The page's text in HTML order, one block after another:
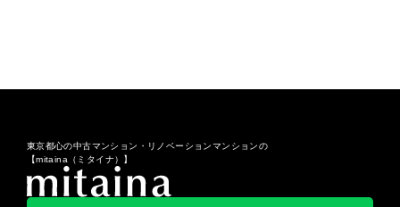
東京都心の中古マンション・リノベーションマンションの
【mitaina（ミタイナ）】